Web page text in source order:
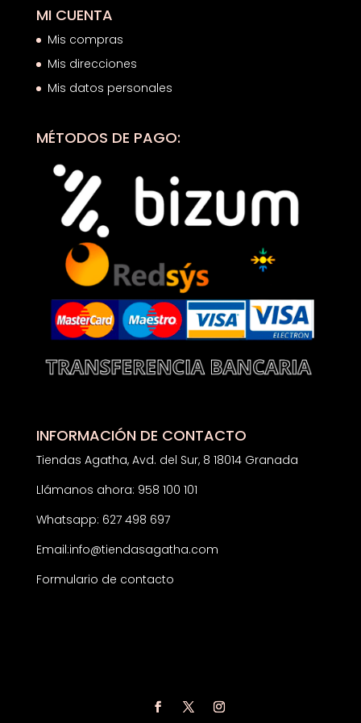
MI CUENTA
Mis compras
Mis direcciones
Mis datos personales
MÉTODOS DE PAGO:
INFORMACIÓN DE CONTACTO
Tiendas Agatha, Avd. del Sur, 8 18014 Granada
Llámanos ahora: 958 100 101
Whatsapp: 627 498 697
Email:info@tiendasagatha.com
Formulario de contacto